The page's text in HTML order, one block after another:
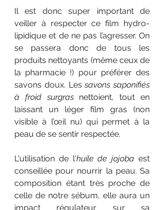
Il est donc super important de
veiller à respecter ce film hydro-
lipidique et de ne pas l’agresser. On
se passera donc de tous les
produits nettoyants (même ceux de
la pharmacie !) pour préférer des
savons doux. Les savons saponifiés
à froid surgras nettoient, tout en
laissant un léger film gras (non
visible à l’œil nu) qui permet à la
peau de se sentir respectée.
L'utilisation de l'huile de jojoba est
conseillée pour nourrir la peau. Sa
composition étant très proche de
celle de notre sébum, elle aura un
impact régulateur sur sa